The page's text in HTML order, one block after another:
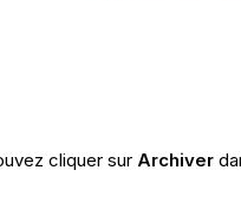
cliquer sur Archiver